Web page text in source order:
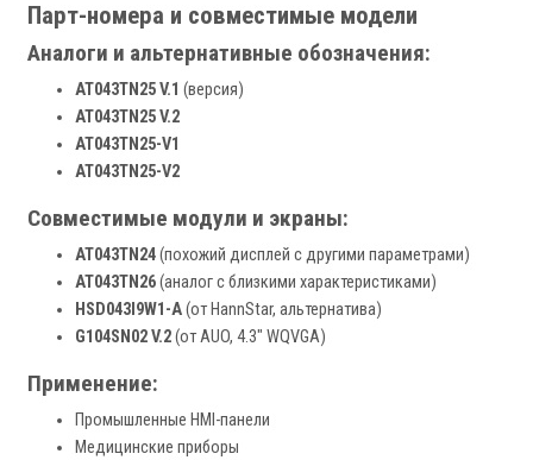
Парт-номера и совместимые модели
Аналоги и альтернативные обозначения:
AT043TN25 V.1 (версия)
AT043TN25 V.2
AT043TN25-V1
AT043TN25-V2
Совместимые модули и экраны:
AT043TN24(похожий дисплей с другими параметрами)
AT043TN26(аналог с близкими характеристиками)
HSD043I9W1-A(от HannStar, альтернатива)
G104SN02 V.2(от AUO, 4.3" WQVGA)
Применение:
Промышленные HMI-панели
Медицинские приборы